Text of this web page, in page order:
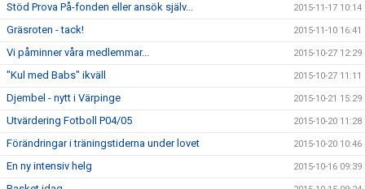
Stöd Prova På-fonden eller ansök själv... 2015-11-17 10:14
Gräsroten - tack! 2015-11-10 16:41
Vi påminner våra medlemmar... 2015-10-27 12:29
"Kul med Babs" ikväll 2015-10-27 11:11
Djembel - nytt i Värpinge 2015-10-21 15:29
Utvärdering Fotboll P04/05 2015-10-20 11:28
Förändringar i träningstiderna under lovet 2015-10-20 10:46
En ny intensiv helg 2015-10-16 09:39